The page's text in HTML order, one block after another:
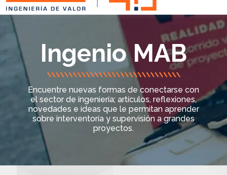
Ingenio MAB
Encuentre nuevas formas de conectarse con
el sector de ingeniería; artículos, reflexiones,
novedades e ideas que le permitan aprender
sobre interventoría y supervisión a grandes
proyectos.